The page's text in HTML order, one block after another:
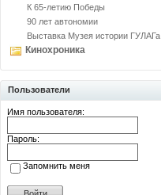
К 65-летию Победы
90 лет автономии
Выставка Музея истории ГУЛАГа
Кинохроника
Пользователи
Имя пользователя:
Пароль:
Запомнить меня